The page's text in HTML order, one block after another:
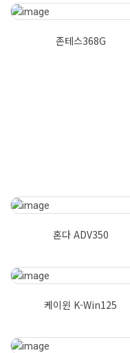
존테스368G
혼다 ADV350
케이윈 K-Win125